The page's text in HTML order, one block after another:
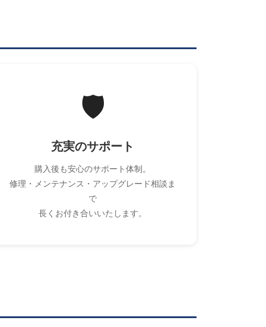
🛡️
充実のサポート
購入後も安心のサポート体制。
修理・メンテナンス・アップグレード相談ま
で
長くお付き合いいたします。